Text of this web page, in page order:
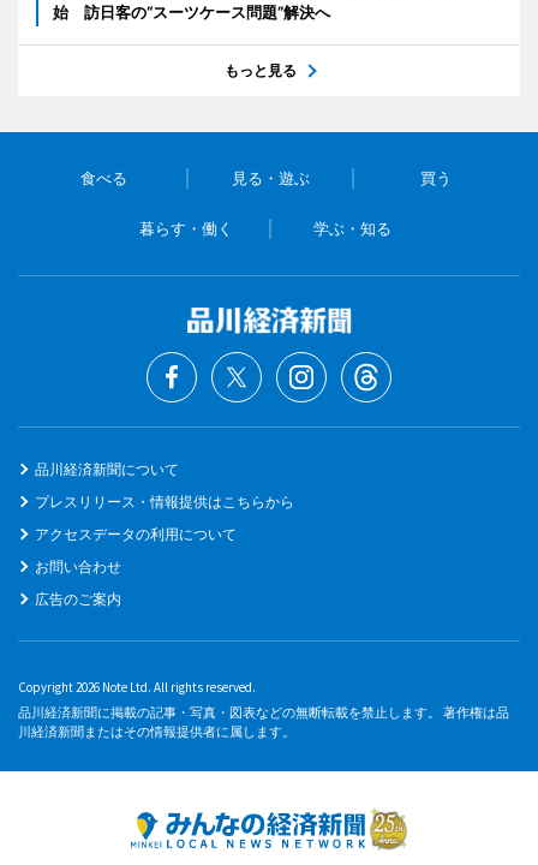
始 訪日客の“スーツケース問題”解決へ
もっと見る
食べる 見る・遊ぶ 買う
暮らす・働く 学ぶ・知る
品川経済新聞について
プレスリリース・情報提供はこちらから
アクセスデータの利用について
お問い合わせ
広告のご案内
Copyright 2026 Note Ltd. All rights reserved.
品川経済新聞に掲載の記事・写真・図表などの無断転載を禁止します。 著作権は品
川経済新聞またはその情報提供者に属します。